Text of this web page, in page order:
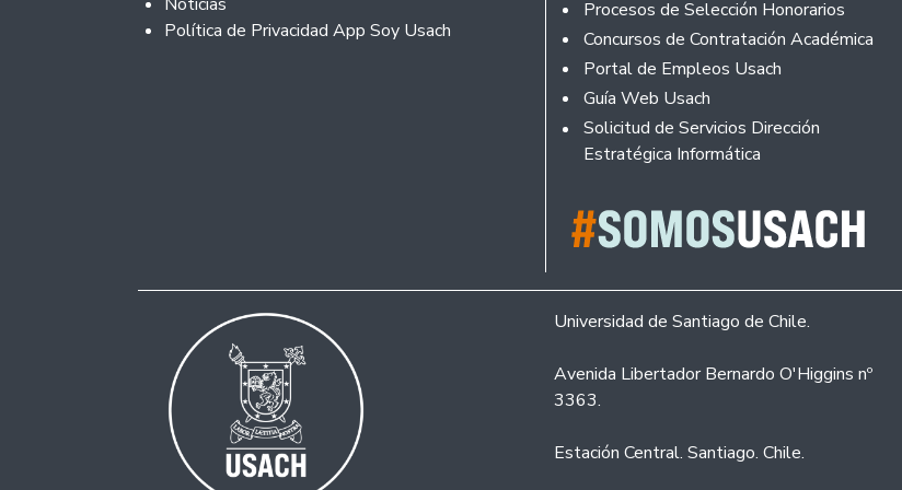
Política de Privacidad App Soy Usach
Procesos de Selección Honorarios
Concursos de Contratación Académica
Portal de Empleos Usach
Guía Web Usach
Solicitud de Servicios Dirección
Estratégica Informática
Universidad de Santiago de Chile.
Avenida Libertador Bernardo O'Higgins nº
3363.
Estación Central. Santiago. Chile.